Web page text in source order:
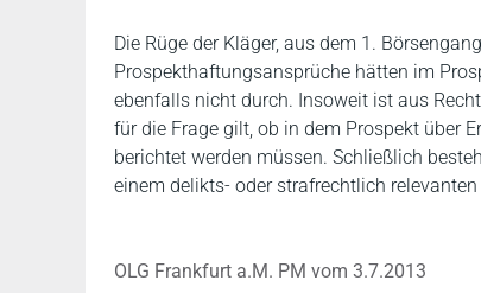
Die Rüge der Kläger, aus dem 1.
Prospekthaftungsansprüche hätten im
ebenfalls nicht durch. Insoweit ist aus
für die Frage gilt, ob in dem Prospekt über
berichtet werden müssen. Schließlich
einem delikts- oder strafrechtlich relevanten
OLG Frankfurt a.M. PM vom 3.7.2013